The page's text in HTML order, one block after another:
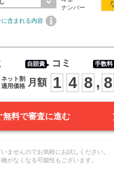
含まれる内容
ナンバー
自賠責 コミ 手数料
ネット割
適用価格
月額 1 4 8 , 8
無料で審査に進む
ませんのでお気軽にお試しください。
がなくなる可能性もございます。